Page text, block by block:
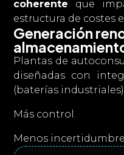
coherente que
estructura de costes
Generación
Plantas de
diseñadas con
(baterías industriales)
Más control.
Menos